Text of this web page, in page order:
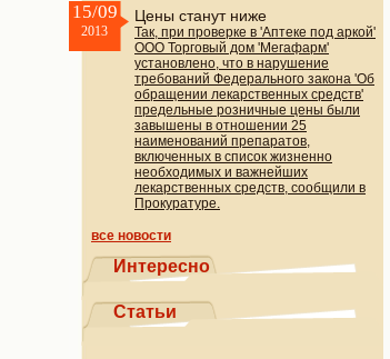
15/09
2013
Цены станут ниже
Так, при проверке в 'Аптеке под аркой'
ООО Торговый дом 'Мегафарм'
установлено, что в нарушение
требований Федерального закона 'Об
обращении лекарственных средств'
предельные розничные цены были
завышены в отношении 25
наименований препаратов,
включенных в список жизненно
необходимых и важнейших
лекарственных средств, сообщили в
Прокуратуре.
все новости
Интересно
Статьи